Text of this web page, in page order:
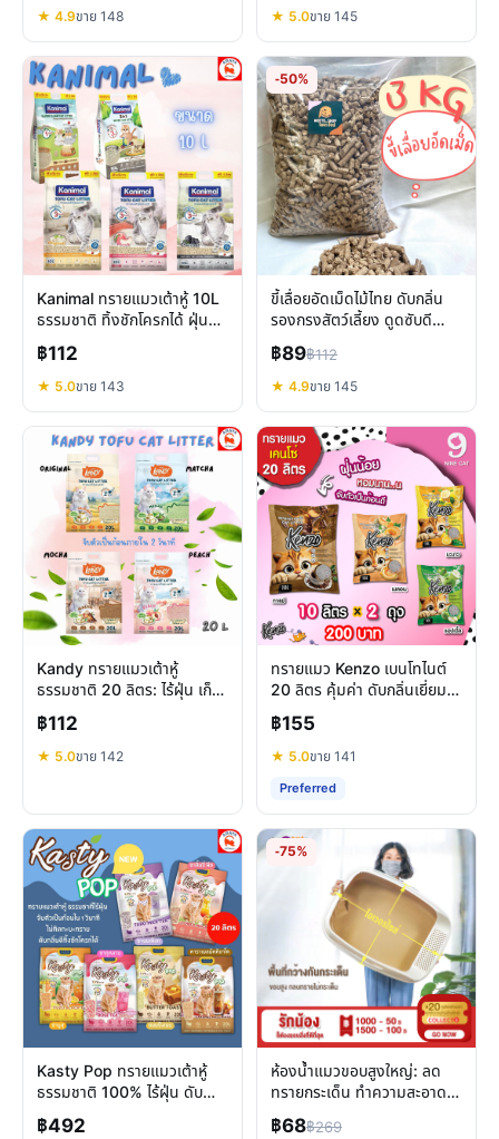
★ 4.9ขาย 148 ★ 5.0ขาย 145
Kanimal ทรายแมวเต้าหู้ 10L
ธรรมชาติ ทิ้งชักโครกได้ ฝุ่น
น้อย คุ้มค่า
฿112
★ 5.0ขาย 143
-50%
ขี้เลื่อยอัดเม็ดไม้ไทย ดับกลิ่น
รองกรงสัตว์เลี้ยง ดูดซับดี
ปลอดภัย
฿89฿112
★ 4.9ขาย 145
Kandy ทรายแมวเต้าหู้
ธรรมชาติ 20 ลิตร: ไร้ฝุ่น เก็บ
กลิ่นดี ทิ้งชักโครกได้
฿112
★ 5.0ขาย 142
ทรายแมว Kenzo เบนโทไนต์
20 ลิตร คุ้มค่า ดับกลิ่นเยี่ยม
จับตัวแน่น ฝุ่นน้อย
฿155
★ 5.0ขาย 141
Preferred
Kasty Pop ทรายแมวเต้าหู้
ธรรมชาติ 100% ไร้ฝุ่น ดับ
กลิ่นดี ทิ้งชักโครกได้
฿492
-75%
ห้องน้ำแมวขอบสูงใหญ่: ลด
ทรายกระเด็น ทำความสะอาด
ง่าย คุ้มค่าสำหรับทุกบ้าน
฿68฿269